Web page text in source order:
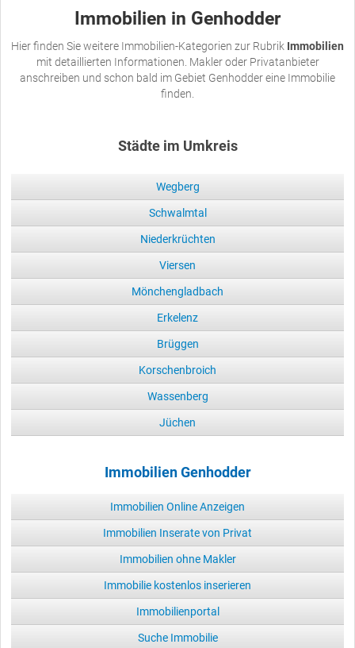
Immobilien in Genhodder
Hier finden Sie weitere Immobilien-Kategorien zur Rubrik Immobilien
mit detaillierten Informationen. Makler oder Privatanbieter
anschreiben und schon bald im Gebiet Genhodder eine Immobilie
finden.
Städte im Umkreis
Wegberg
Schwalmtal
Niederkrüchten
Viersen
Mönchengladbach
Erkelenz
Brüggen
Korschenbroich
Wassenberg
Jüchen
Immobilien Genhodder
Immobilien Online Anzeigen
Immobilien Inserate von Privat
Immobilien ohne Makler
Immobilie kostenlos inserieren
Immobilienportal
Suche Immobilie